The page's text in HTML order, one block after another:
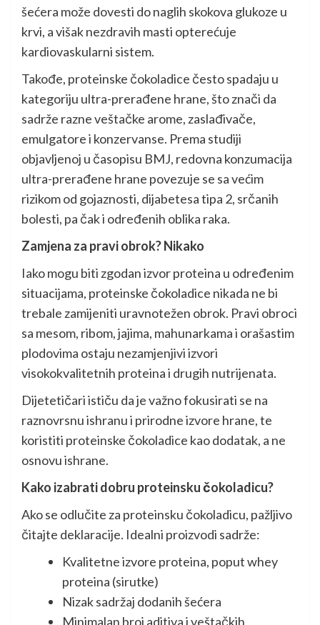
šećera može dovesti do naglih skokova glukoze u
krvi, a višak nezdravih masti opterećuje
kardiovaskularni sistem.
Takođe, proteinske čokoladice često spadaju u
kategoriju ultra-prerađene hrane, što znači da
sadrže razne veštačke arome, zaslađivače,
emulgatore i konzervanse. Prema studiji
objavljenoj u časopisu BMJ, redovna konzumacija
ultra-prerađene hrane povezuje se sa većim
rizikom od gojaznosti, dijabetesa tipa 2, srčanih
bolesti, pa čak i određenih oblika raka.
Zamjena za pravi obrok? Nikako
Iako mogu biti zgodan izvor proteina u određenim
situacijama, proteinske čokoladice nikada ne bi
trebale zamijeniti uravnotežen obrok. Pravi obroci
sa mesom, ribom, jajima, mahunarkama i orašastim
plodovima ostaju nezamjenjivi izvori
visokokvalitetnih proteina i drugih nutrijenata.
Dijetetičari ističu da je važno fokusirati se na
raznovrsnu ishranu i prirodne izvore hrane, te
koristiti proteinske čokoladice kao dodatak, a ne
osnovu ishrane.
Kako izabrati dobru proteinsku čokoladicu?
Ako se odlučite za proteinsku čokoladicu, pažljivo
čitajte deklaracije. Idealni proizvodi sadrže:
Kvalitetne izvore proteina, poput whey
proteina (sirutke)
Nizak sadržaj dodanih šećera
Minimalan broj aditiva i veštačkih